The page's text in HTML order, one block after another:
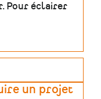
Pour éclairer
un projet